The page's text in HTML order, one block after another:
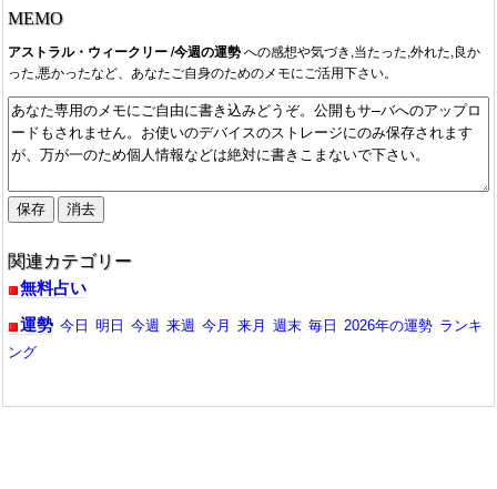
MEMO
アストラル・ウィークリー /今週の運勢への感想や気づき,当たった,外れた,良か
った,悪かったなど、あなたご自身のためのメモにご活用下さい。
関連カテゴリー
無料占い
運勢 今日 明日 今週 来週 今月 来月 週末 毎日 2026年の運勢 ランキ
ング